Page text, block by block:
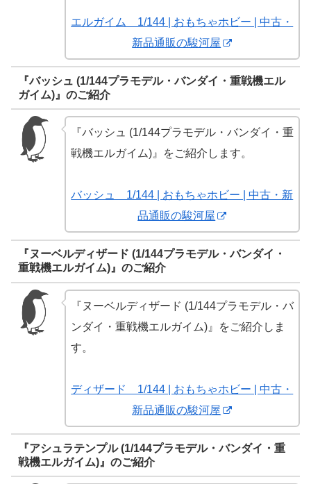
エルガイム 1/144 | おもちゃホビー | 中古・
新品通販の駿河屋
『バッシュ (1/144プラモデル・バンダイ・重戦機エル
ガイム)』のご紹介
『バッシュ (1/144プラモデル・バンダイ・重
戦機エルガイム)』をご紹介します。
バッシュ 1/144 | おもちゃホビー | 中古・新
品通販の駿河屋
『ヌーベルディザード (1/144プラモデル・バンダイ・
重戦機エルガイム)』のご紹介
『ヌーベルディザード (1/144プラモデル・バ
ンダイ・重戦機エルガイム)』をご紹介しま
す。
ディザード 1/144 | おもちゃホビー | 中古・
新品通販の駿河屋
『アシュラテンプル (1/144プラモデル・バンダイ・重
戦機エルガイム)』のご紹介